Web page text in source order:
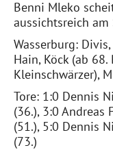
Benni Mleko
aussichtsreich am
Wasserburg:
Hain, Köck (ab
Kleinschwärzer),
Tore: 1:0 Dennis
(36.), 3:0 Andreas
(51.), 5:0 Dennis
(73.)